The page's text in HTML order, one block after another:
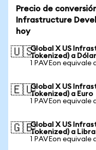
Precio de
Infrastructure
hoy
🇺🇸Global X US
Tokenized) a
1 PAVEon equivale
🇪🇺Global X US
Tokenized) a Euro
1 PAVEon equivale
🇬🇧Global X US
Tokenized) a
1 PAVEon equivale